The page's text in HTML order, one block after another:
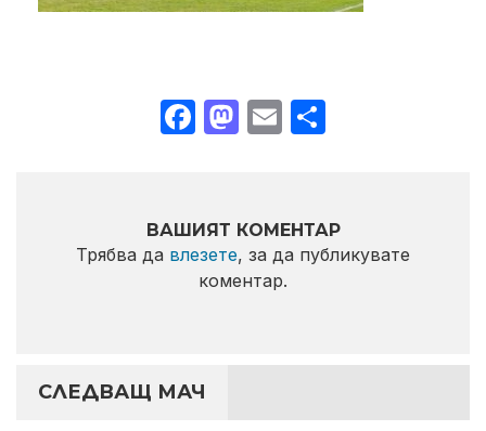
Facebook
Mastodon
Email
ВАШИЯТ КОМЕНТАР
Трябва да влезете, за да публикувате
коментар.
СЛЕДВАЩ МАЧ